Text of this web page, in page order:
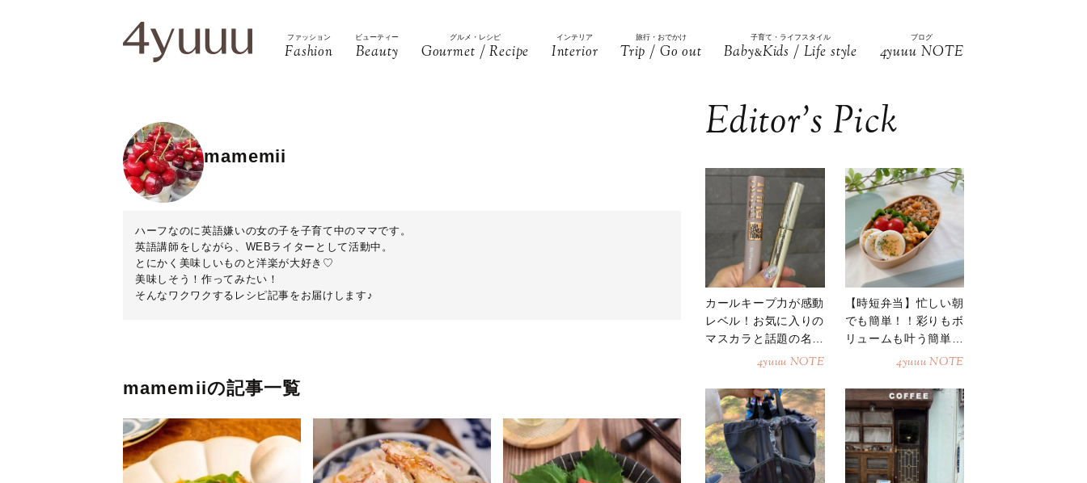
ファッション
Fashion
ビューティー
Beauty
グルメ・レシピ
Gourmet / Recipe
インテリア
Interior
旅行・おでかけ
Trip / Go out
子育て・ライフスタイル
Baby&Kids / Life style
ブログ
4yuuu NOTE
mamemii
ハーフなのに英語嫌いの女の子を子育て中のママです。
英語講師をしながら、WEBライターとして活動中。
とにかく美味しいものと洋楽が大好き♡
美味しそう！作ってみたい！
そんなワクワクするレシピ記事をお届けします♪
mamemiiの記事一覧
Editor’s Pick
カールキープ力が感動
レベル！お気に入りの
マスカラと話題の名品
4yuuu NOTE
【時短弁当】忙しい朝
でも簡単！！彩りもボ
リュームも叶う簡単そ
4yuuu NOTE